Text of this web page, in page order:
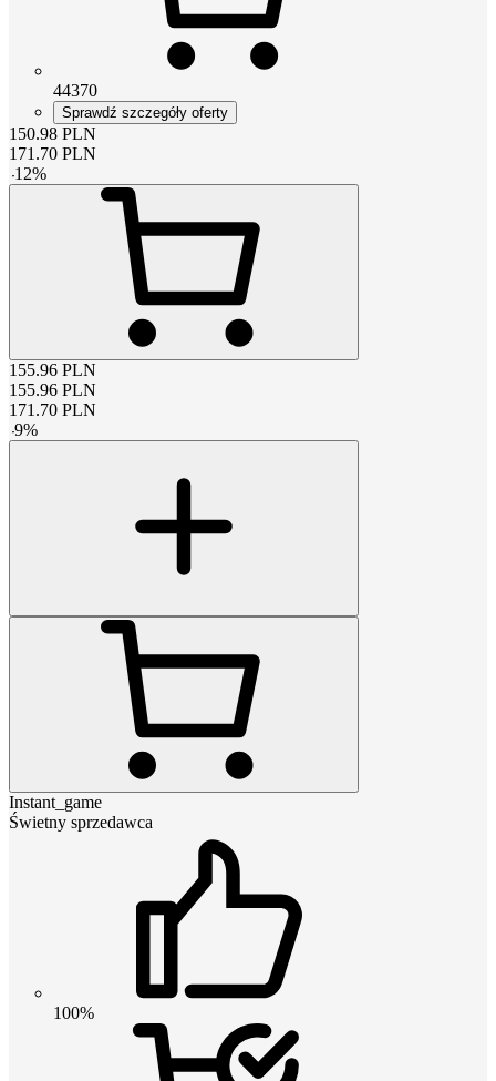
44370
Sprawdź szczegóły oferty
150.98 PLN
171.70 PLN
-12%
155.96 PLN
155.96 PLN
171.70 PLN
-9%
Instant_game
Świetny sprzedawca
100%